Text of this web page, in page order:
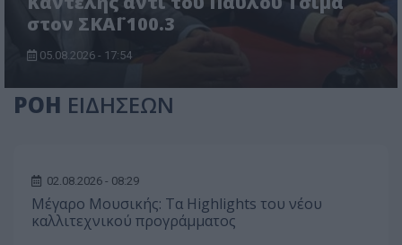
στον ΣΚΑΪ 100.3
05.08.2026 - 17:54
ΡΟΗ ΕΙΔΗΣΕΩΝ
02.08.2026 - 08:29
Μέγαρο Μουσικής: Τα Highlights του νέου
καλλιτεχνικού προγράμματος